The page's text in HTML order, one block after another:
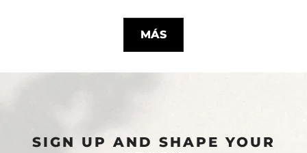
MÁS
SIGN UP AND SHAPE YOUR